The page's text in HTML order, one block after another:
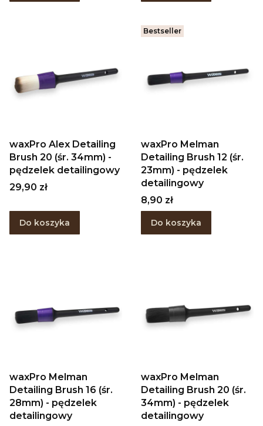
waxPro Alex Detailing
Brush 20 (śr. 34mm) -
pędzelek detailingowy
Cena
29,90 zł
Do koszyka
Bestseller
waxPro Melman
Detailing Brush 12 (śr.
23mm) - pędzelek
detailingowy
Cena
8,90 zł
Do koszyka
waxPro Melman
Detailing Brush 16 (śr.
28mm) - pędzelek
detailingowy
waxPro Melman
Detailing Brush 20 (śr.
34mm) - pędzelek
detailingowy